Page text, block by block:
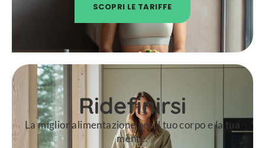
SCOPRI LE TARIFFE
Ridefinirsi
La miglior alimentazione per il tuo corpo e la tua
mente.